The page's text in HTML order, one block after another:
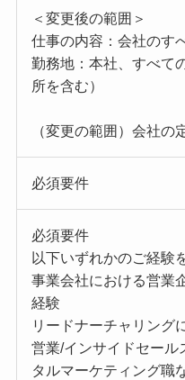
＜変更後の範囲＞
仕事の内容：会社のす
勤務地：本社、すべて
所を含む）
（変更の範囲）会社の
必須要件
必須要件
以下いずれかのご経験
事業会社における営業
経験
リードナーチャリング
営業/インサイドセール
タルマーケティング職